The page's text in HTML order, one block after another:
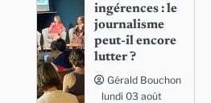
ingérences : le
journalisme
peut-il encore
lutter ?
Gérald Bouchon
lundi 03 août